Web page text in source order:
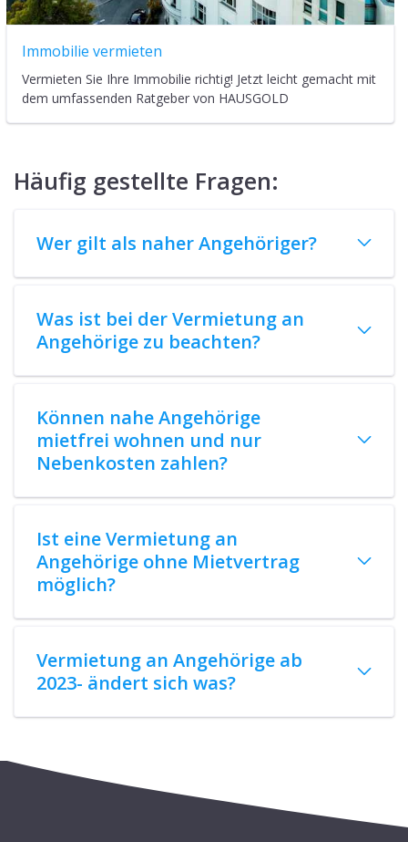
Immobilie vermieten
Vermieten Sie Ihre Immobilie richtig! Jetzt leicht gemacht mit
dem umfassenden Ratgeber von HAUSGOLD
Häufig gestellte Fragen:
Wer gilt als naher Angehöriger?
Was ist bei der Vermietung an
Angehörige zu beachten?
Können nahe Angehörige
mietfrei wohnen und nur
Nebenkosten zahlen?
Ist eine Vermietung an
Angehörige ohne Mietvertrag
möglich?
Vermietung an Angehörige ab
2023- ändert sich was?